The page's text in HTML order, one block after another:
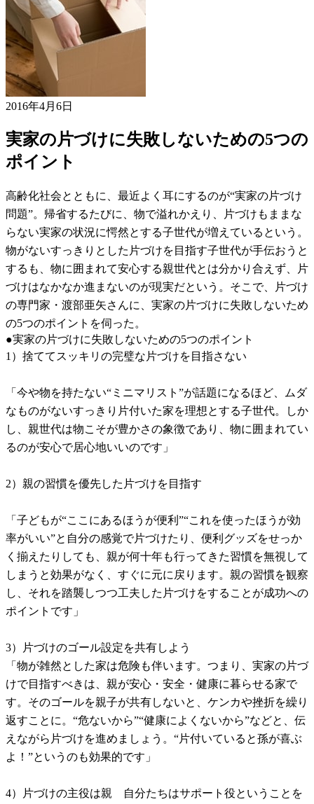
2016年4月6日
実家の片づけに失敗しないための5つの
ポイント
高齢化社会とともに、最近よく耳にするのが“実家の片づけ
問題”。帰省するたびに、物で溢れかえり、片づけもままな
らない実家の状況に愕然とする子世代が増えているという。
物がないすっきりとした片づけを目指す子世代が手伝おうと
するも、物に囲まれて安心する親世代とは分かり合えず、片
づけはなかなか進まないのが現実だという。そこで、片づけ
の専門家・渡部亜矢さんに、実家の片づけに失敗しないため
の5つのポイントを伺った。
●実家の片づけに失敗しないための5つのポイント
1）捨ててスッキリの完璧な片づけを目指さない
「今や物を持たない“ミニマリスト”が話題になるほど、ムダ
なものがないすっきり片付いた家を理想とする子世代。しか
し、親世代は物こそが豊かさの象徴であり、物に囲まれてい
るのが安心で居心地いいのです」
2）親の習慣を優先した片づけを目指す
「子どもが“ここにあるほうが便利”“これを使ったほうが効
率がいい”と自分の感覚で片づけたり、便利グッズをせっか
く揃えたりしても、親が何十年も行ってきた習慣を無視して
しまうと効果がなく、すぐに元に戻ります。親の習慣を観察
し、それを踏襲しつつ工夫した片づけをすることが成功への
ポイントです」
3）片づけのゴール設定を共有しよう
「物が雑然とした家は危険も伴います。つまり、実家の片づ
けで目指すべきは、親が安心・安全・健康に暮らせる家で
す。そのゴールを親子が共有しないと、ケンカや挫折を繰り
返すことに。“危ないから”“健康によくないから”などと、伝
えながら片づけを進めましょう。“片付いていると孫が喜ぶ
よ！”というのも効果的です」
4）片づけの主役は親 自分たちはサポート役ということを